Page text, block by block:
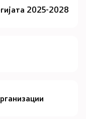
на
2025-2028